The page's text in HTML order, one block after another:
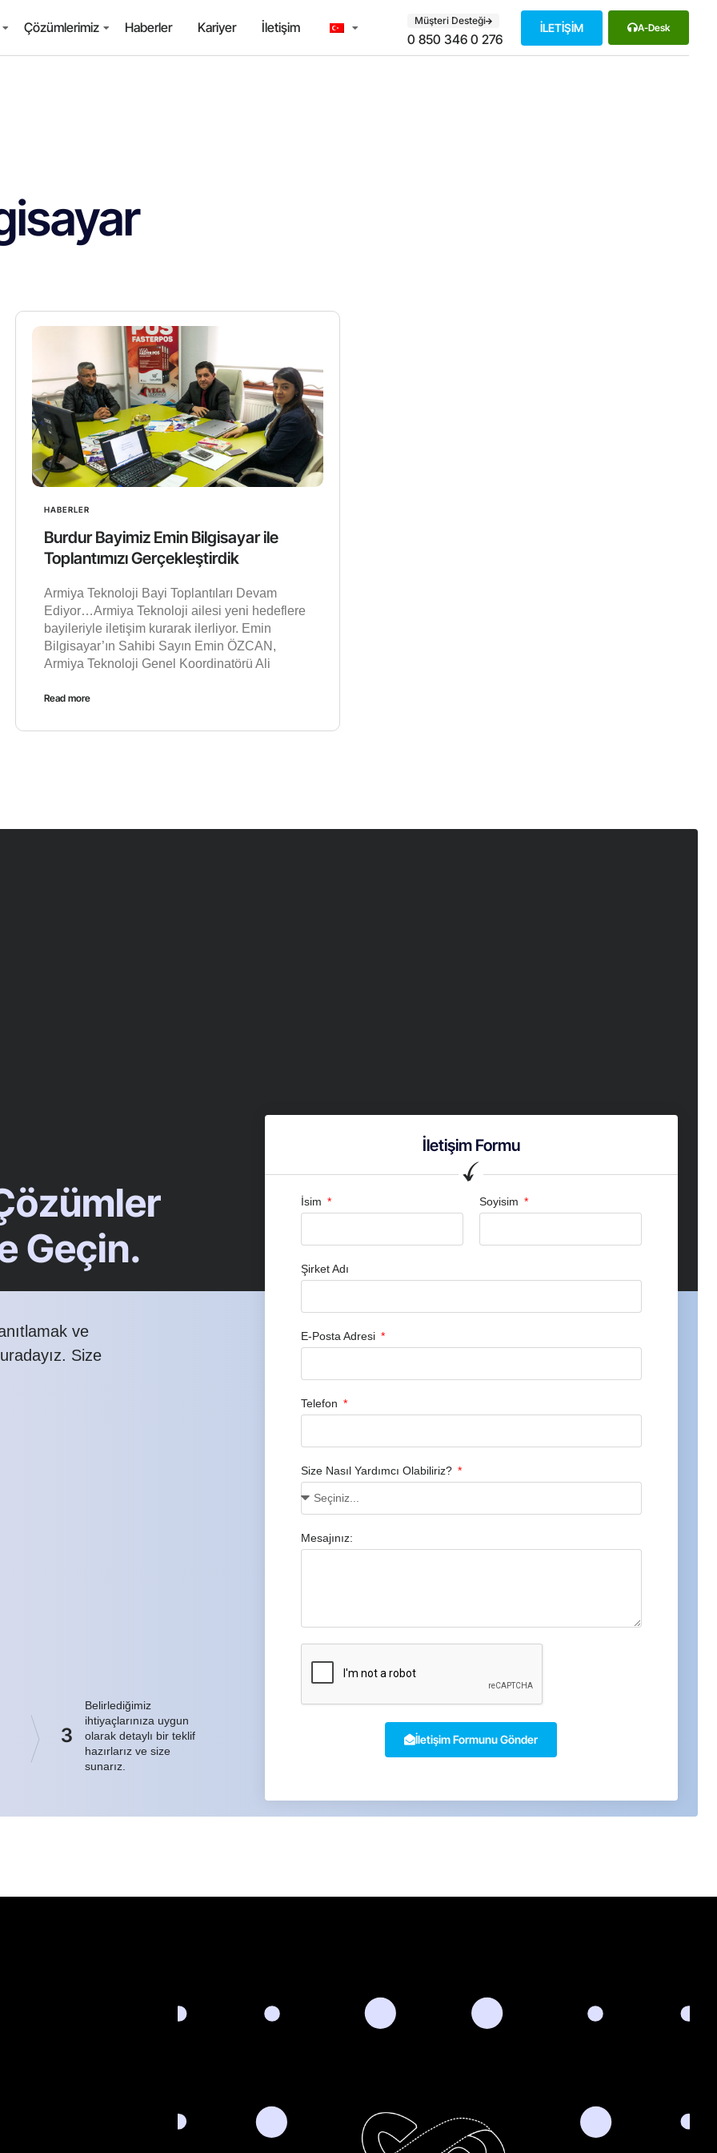
Çözümlerimiz Haberler Kariyer İletişim Müşteri Desteği
0 850 346 0 276
İLETİŞİM A-Desk
HABERLER
Burdur Bayimiz Emin Bilgisayar ile
Toplantımızı Gerçekleştirdik
Armiya Teknoloji Bayi Toplantıları Devam
Ediyor…Armiya Teknoloji ailesi yeni hedeflere
bayileriyle iletişim kurarak ilerliyor. Emin
Bilgisayar’ın Sahibi Sayın Emin ÖZCAN,
Armiya Teknoloji Genel Koordinatörü Ali
Read more
Geçin.
ve
Size
3
Belirlediğimiz
ihtiyaçlarınıza uygun
olarak detaylı bir teklif
hazırlarız ve size
sunarız.
İletişim Formu
İsim Soyisim
Şirket Adı
E-Posta Adresi
Telefon
Size Nasıl Yardımcı Olabiliriz?
Mesajınız:
İletişim Formunu Gönder